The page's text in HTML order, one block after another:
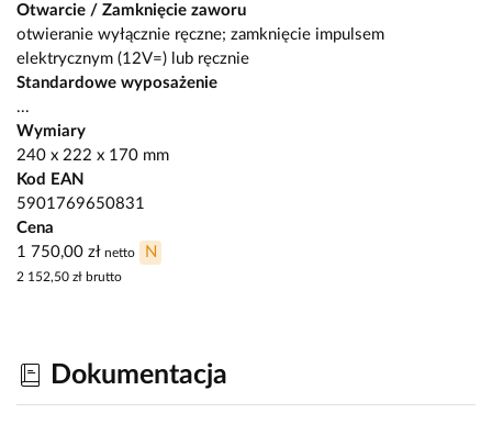
Otwarcie / Zamknięcie zaworu
otwieranie wyłącznie ręczne; zamknięcie impulsem
elektrycznym (12V=) lub ręcznie
Standardowe wyposażenie
...
Wymiary
240 x 222 x 170 mm
Kod EAN
5901769650831
Cena
1 750,00 zł netto N
2 152,50 zł brutto
Dokumentacja